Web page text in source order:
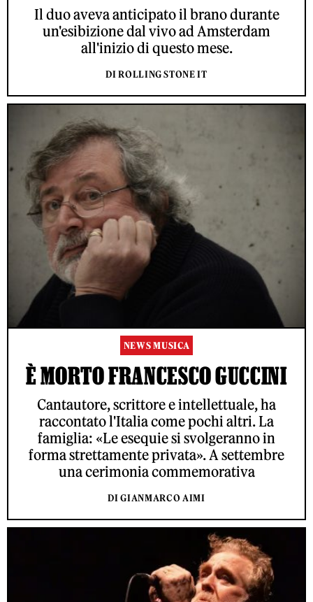
Il duo aveva anticipato il brano durante
un'esibizione dal vivo ad Amsterdam
all'inizio di questo mese.
DI ROLLING STONE IT
NEWS MUSICA
È MORTO FRANCESCO GUCCINI
Cantautore, scrittore e intellettuale, ha
raccontato l'Italia come pochi altri. La
famiglia: «Le esequie si svolgeranno in
forma strettamente privata». A settembre
una cerimonia commemorativa
DI GIANMARCO AIMI